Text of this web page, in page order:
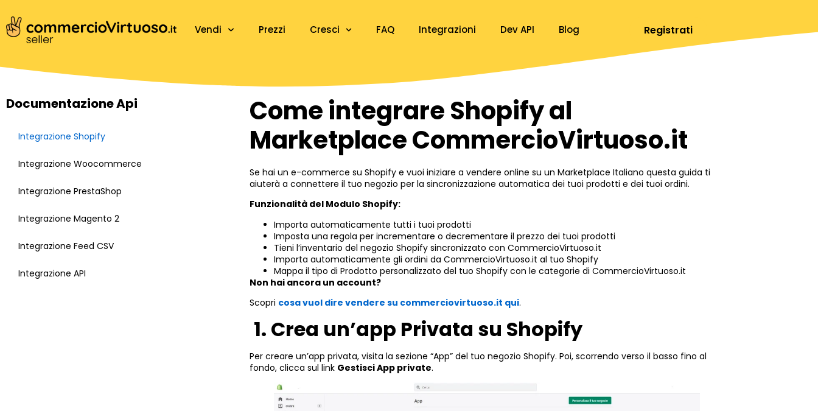
Vendi Prezzi Cresci FAQ Integrazioni Dev API Blog Registrati
Documentazione Api
Integrazione Shopify
Integrazione Woocommerce
Integrazione PrestaShop
Integrazione Magento 2
Integrazione Feed CSV
Integrazione API
Come integrare Shopify al
Marketplace CommercioVirtuoso.it
Se hai un e-commerce su Shopify e vuoi iniziare a vendere online su un Marketplace Italiano questa guida ti
aiuterà a connettere il tuo negozio per la sincronizzazione automatica dei tuoi prodotti e dei tuoi ordini.
Funzionalità del Modulo Shopify:
Importa automaticamente tutti i tuoi prodotti
Imposta una regola per incrementare o decrementare il prezzo dei tuoi prodotti
Tieni l’inventario del negozio Shopify sincronizzato con CommercioVirtuoso.it
Importa automaticamente gli ordini da CommercioVirtuoso.it al tuo Shopify
Mappa il tipo di Prodotto personalizzato del tuo Shopify con le categorie di CommercioVirtuoso.it
Non hai ancora un account?
Scopri cosa vuol dire vendere su commerciovirtuoso.it qui.
1. Crea un’app Privata su Shopify
Per creare un’app privata, visita la sezione “App” del tuo negozio Shopify. Poi, scorrendo verso il basso fino al
fondo, clicca sul link Gestisci App private.